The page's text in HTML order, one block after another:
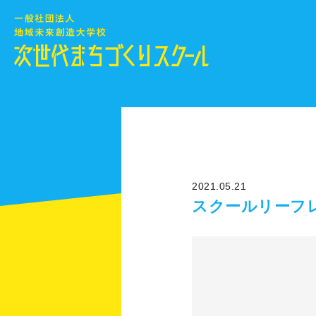
2021.05.21
スクールリーフ